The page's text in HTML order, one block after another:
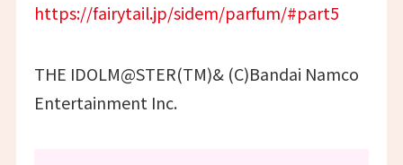
https://fairytail.jp/sidem/parfum/#part5
THE IDOLM@STER(TM)& (C)Bandai Namco
Entertainment Inc.